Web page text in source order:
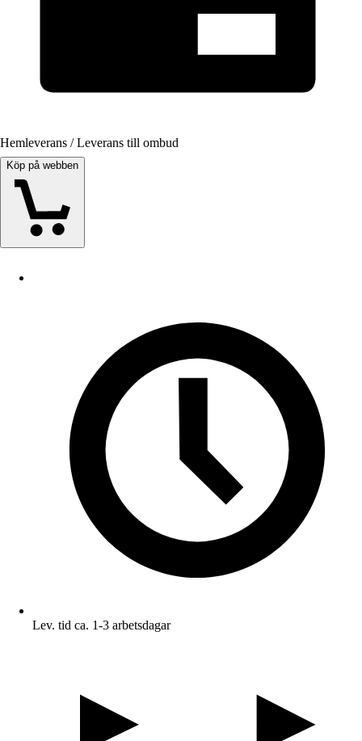
Hemleverans / Leverans till ombud
Köp på webben
Lev. tid ca. 1-3 arbetsdagar